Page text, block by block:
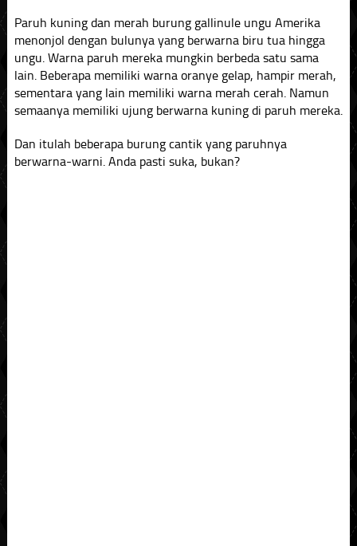
Paruh kuning dan merah burung gallinule ungu Amerika
menonjol dengan bulunya yang berwarna biru tua hingga
ungu. Warna paruh mereka mungkin berbeda satu sama
lain. Beberapa memiliki warna oranye gelap, hampir merah,
sementara yang lain memiliki warna merah cerah. Namun
semaanya memiliki ujung berwarna kuning di paruh mereka.
Dan itulah beberapa burung cantik yang paruhnya
berwarna-warni. Anda pasti suka, bukan?